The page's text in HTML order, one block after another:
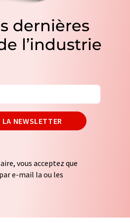
dernières
l’industrie
NEWSLETTER
vous acceptez que
e-mail la ou les
dessus. Vos données ne
peut vous contacter